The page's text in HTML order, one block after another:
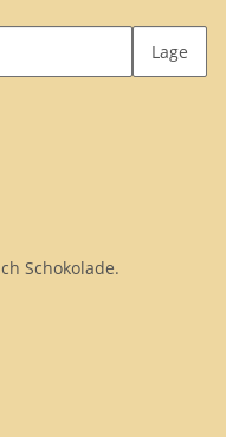
Lage
Schokolade.